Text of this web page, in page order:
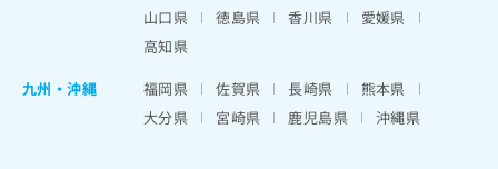
山口県
徳島県 香川県
愛媛県
高知県
九州・沖縄
福岡県 佐賀県 長崎県
熊本県
大分県
宮崎県 鹿児島県 沖縄県